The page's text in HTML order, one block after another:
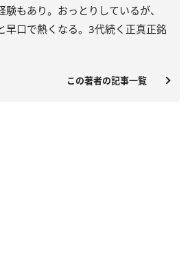
もあり。おっとりしているが、
早口で熱くなる。3代続く正真正銘
この著者の記事一覧